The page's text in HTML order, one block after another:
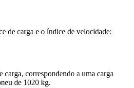
de carga e o índice de velocidade:
carga, correspondendo a uma carga
de 1020 kg.